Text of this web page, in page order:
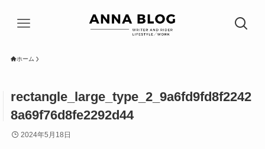
ホーム
rectangle_large_type_2_9a6fd9fd8f2242
8a69f76d8fe2292d44
2024年5月18日